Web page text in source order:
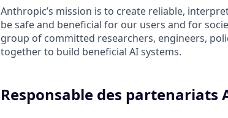
Anthropic’s mission is to create reliable,
be safe and beneficial for our users and for
group of committed researchers, engineers,
together to build beneficial AI systems.
Responsable des partenariats